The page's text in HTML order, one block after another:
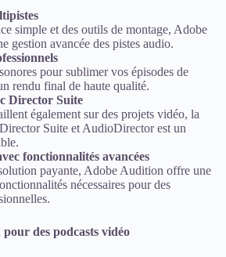
simple et des outils de montage, Adobe
gestion avancée des pistes audio.
pour sublimer vos épisodes de
rendu final de haute qualité.
Director Suite
également sur des projets vidéo, la
Suite et AudioDirector est un
fonctionnalités avancées
payante, Adobe Audition offre une
nécessaires pour des
des podcasts vidéo